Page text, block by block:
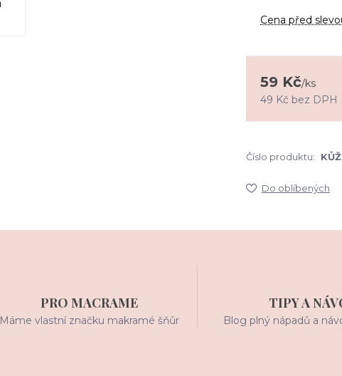
Cena před
59 Kč/ks
49 Kč bez DPH
Číslo produktu:
Do oblíbených
PRO MACRAME
Máme vlastní značku makramé šňůr
TIPY A
Blog plný nápadů a